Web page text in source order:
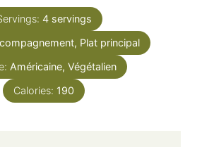
4 servings
Plat principal
Américaine, Végétalien
Calories: 190